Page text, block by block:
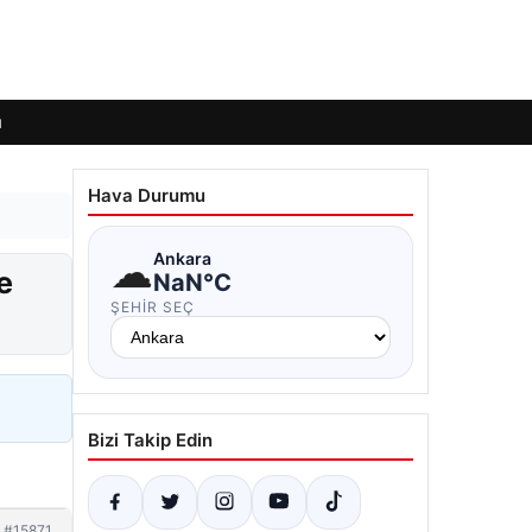
Hava Durumu
☁Ankara
NaN°C
ŞEHIR SEÇ
Bizi Takip Edin